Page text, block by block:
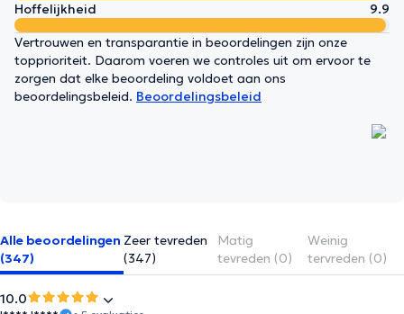
Hoffelijkheid
9.9
Vertrouwen en transparantie in beoordelingen zijn onze
topprioriteit. Daarom voeren we controles uit om ervoor te
zorgen dat elke beoordeling voldoet aan ons
beoordelingsbeleid. Beoordelingsbeleid
Alle beoordelingen
(347)
Zeer tevreden
(347)
Matig
tevreden (0)
Weinig
tervreden (0)
10.0